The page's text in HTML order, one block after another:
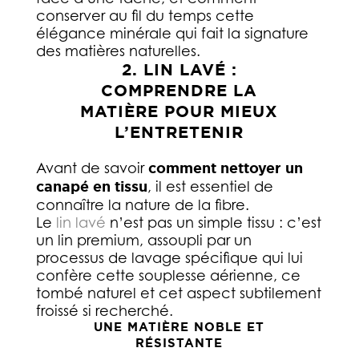
conserver au fil du temps cette
élégance minérale qui fait la signature
des matières naturelles.
2. LIN LAVÉ :
COMPRENDRE LA
MATIÈRE POUR MIEUX
L’ENTRETENIR
Avant de savoircomment nettoyer un
canapé en tissu, il est essentiel de
connaître la nature de la fibre.
Le lin lavé n’est pas un simple tissu : c’est
un lin premium, assoupli par un
processus de lavage spécifique qui lui
confère cette souplesse aérienne, ce
tombé naturel et cet aspect subtilement
froissé si recherché.
UNE MATIÈRE NOBLE ET
RÉSISTANTE